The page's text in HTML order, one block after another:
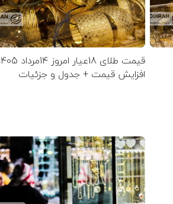
افزایش قیمت + جدول و جزئیات